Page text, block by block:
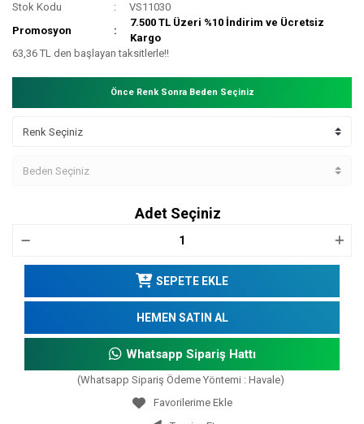
Stok Kodu
VS11030
Promosyon
7.500 TL Üzeri %10 İndirim ve Ücretsiz
Kargo
63,36 TL den başlayan taksitlerle!!
Önce Renk Sonra Beden Seçiniz
Adet Seçiniz
SEPETE EKLE
HEMEN SATIN AL
Whatsapp Sipariş Hattı
(Whatsapp Sipariş Ödeme Yöntemi : Havale)